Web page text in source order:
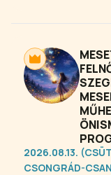
ugyanazok a
mondasz
éppen
másokat?
kimondatlan
konfliktusok az
2026.08.13.
CSONGRÁD-